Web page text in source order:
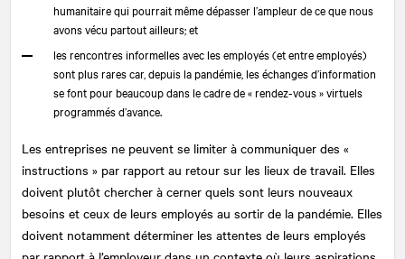
humanitaire qui pourrait même dépasser l’ampleur de ce que nous
avons vécu partout ailleurs; et
les rencontres informelles avec les employés (et entre employés)
sont plus rares car, depuis la pandémie, les échanges d’information
se font pour beaucoup dans le cadre de « rendez-vous » virtuels
programmés d’avance.
Les entreprises ne peuvent se limiter à communiquer des «
instructions » par rapport au retour sur les lieux de travail. Elles
doivent plutôt chercher à cerner quels sont leurs nouveaux
besoins et ceux de leurs employés au sortir de la pandémie. Elles
doivent notamment déterminer les attentes de leurs employés